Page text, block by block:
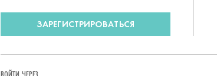
ЗАРЕГИСТРИРОВАТЬСЯ